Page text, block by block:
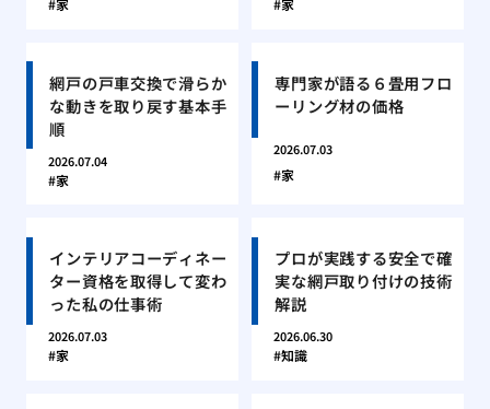
家 家
網戸の戸車交換で滑らか
な動きを取り戻す基本手
順
2026.07.04
家
専門家が語る６畳用フロ
ーリング材の価格
2026.07.03
家
インテリアコーディネー
ター資格を取得して変わ
った私の仕事術
2026.07.03
家
プロが実践する安全で確
実な網戸取り付けの技術
解説
2026.06.30
知識